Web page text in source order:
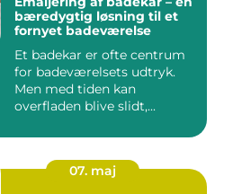
bæredygtig løsning til et
fornyet badeværelse
Et badekar er ofte centrum
for badeværelsets udtryk.
Men med tiden kan
overfladen blive slidt,...
07. maj